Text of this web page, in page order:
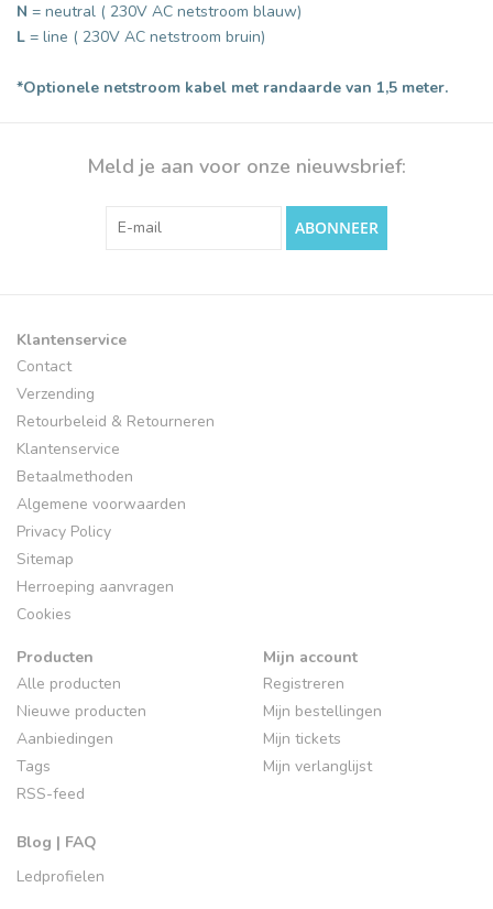
N = neutral ( 230V AC netstroom blauw)
L = line ( 230V AC netstroom bruin)
*Optionele netstroom kabel met randaarde van 1,5 meter.
Meld je aan voor onze nieuwsbrief:
ABONNEER
Klantenservice
Contact
Verzending
Retourbeleid & Retourneren
Klantenservice
Betaalmethoden
Algemene voorwaarden
Privacy Policy
Sitemap
Herroeping aanvragen
Cookies
Producten
Alle producten
Nieuwe producten
Aanbiedingen
Tags
RSS-feed
Blog | FAQ
Ledprofielen
Mijn account
Registreren
Mijn bestellingen
Mijn tickets
Mijn verlanglijst